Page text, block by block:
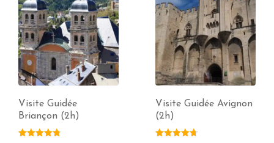
Visite Guidée
Briançon (2h)
Visite Guidée Avignon
(2h)